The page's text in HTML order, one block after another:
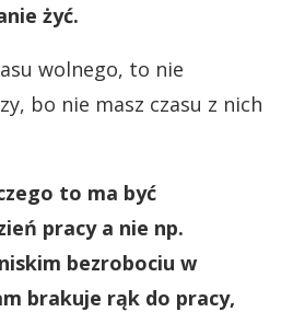
żyć.
wolnego, to nie
bo nie masz czasu z nich
to ma być
pracy a nie np.
bezrobociu w
brakuje rąk do pracy,